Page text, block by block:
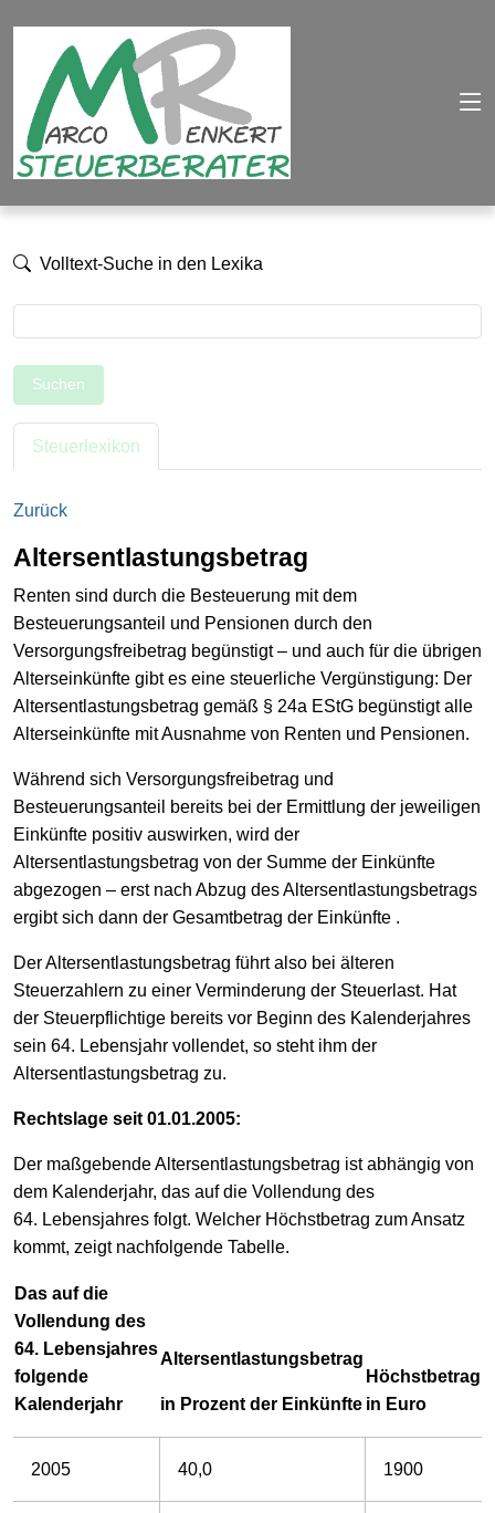
Volltext-Suche in den Lexika
Suchen
Steuerlexikon
Zurück
Altersentlastungsbetrag
Renten sind durch die Besteuerung mit dem
Besteuerungsanteil und Pensionen durch den
Versorgungsfreibetrag begünstigt – und auch für die übrigen
Alterseinkünfte gibt es eine steuerliche Vergünstigung: Der
Altersentlastungsbetrag gemäß § 24a EStG begünstigt alle
Alterseinkünfte mit Ausnahme von Renten und Pensionen.
Während sich Versorgungsfreibetrag und
Besteuerungsanteil bereits bei der Ermittlung der jeweiligen
Einkünfte positiv auswirken, wird der
Altersentlastungsbetrag von der Summe der Einkünfte
abgezogen – erst nach Abzug des Altersentlastungsbetrags
ergibt sich dann der Gesamtbetrag der Einkünfte .
Der Altersentlastungsbetrag führt also bei älteren
Steuerzahlern zu einer Verminderung der Steuerlast. Hat
der Steuerpflichtige bereits vor Beginn des Kalenderjahres
sein 64. Lebensjahr vollendet, so steht ihm der
Altersentlastungsbetrag zu.
Rechtslage seit 01.01.2005:
Der maßgebende Altersentlastungsbetrag ist abhängig von
dem Kalenderjahr, das auf die Vollendung des
64. Lebensjahres folgt. Welcher Höchstbetrag zum Ansatz
kommt, zeigt nachfolgende Tabelle.
Das auf die
Vollendung des
64. Lebensjahres
folgende
Kalenderjahr
Altersentlastungsbetrag
in Prozent der Einkünfte
Höchstbetrag
in Euro
2005 40,0 1900